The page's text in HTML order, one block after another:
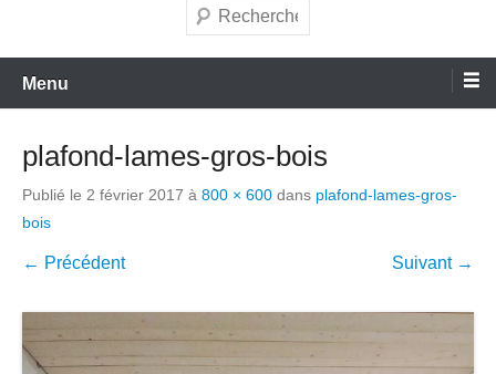
Recherche
Menu
plafond-lames-gros-bois
Publié le 2 février 2017 à 800 × 600 dans plafond-lames-gros-
bois
← Précédent Suivant →